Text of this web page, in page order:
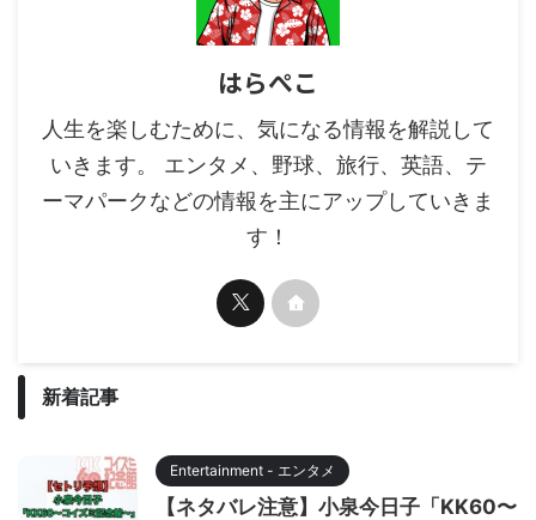
はらぺこ
人生を楽しむために、気になる情報を解説して
いきます。 エンタメ、野球、旅行、英語、テ
ーマパークなどの情報を主にアップしていきま
す！
新着記事
Entertainment - エンタメ
【ネタバレ注意】小泉今日子「KK60〜